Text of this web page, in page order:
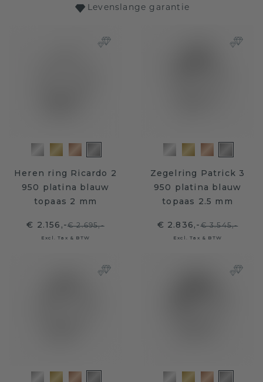
Levenslange garantie
Heren ring Ricardo 2
950 platina blauw
topaas 2 mm
€ 2.156,-€ 2.695,-
Excl. Tax & BTW
Zegelring Patrick 3
950 platina blauw
topaas 2.5 mm
€ 2.836,-€ 3.545,-
Excl. Tax & BTW